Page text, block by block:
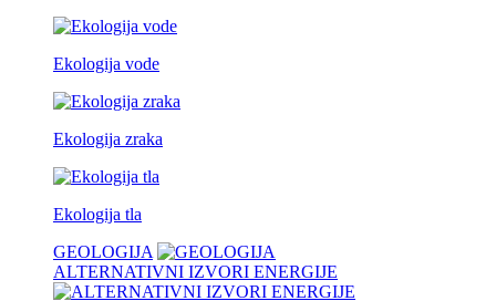
Ekologija vode
Ekologija zraka
Ekologija tla
GEOLOGIJA
ALTERNATIVNI IZVORI ENERGIJE